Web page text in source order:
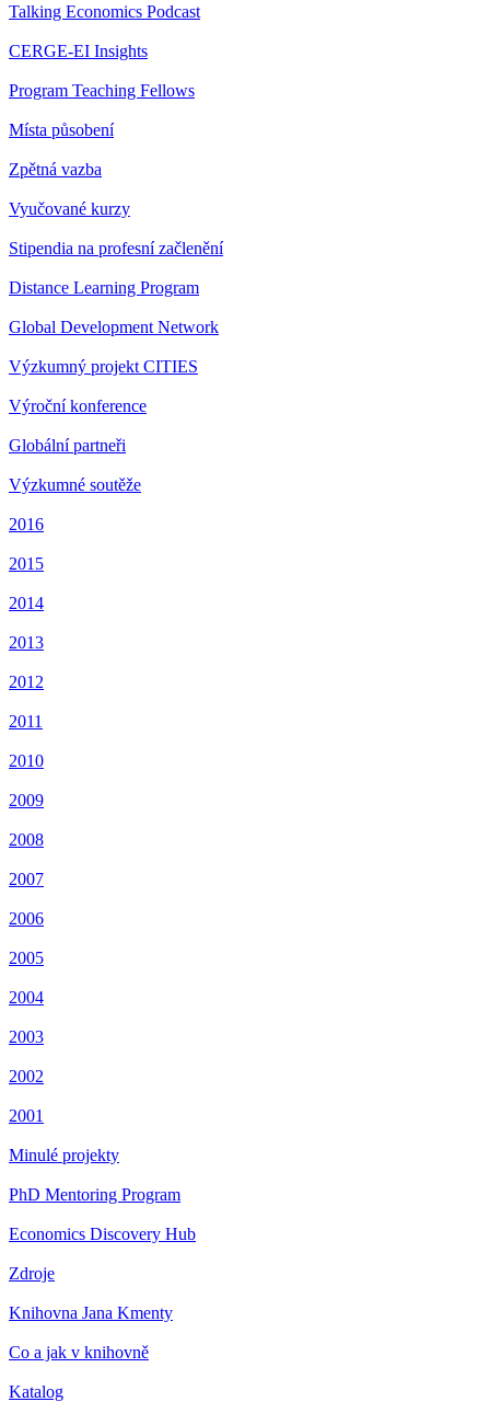
Talking Economics Podcast
CERGE-EI Insights
Program Teaching Fellows
Místa působení
Zpětná vazba
Vyučované kurzy
Stipendia na profesní začlenění
Distance Learning Program
Global Development Network
Výzkumný projekt CITIES
Výroční konference
Globální partneři
Výzkumné soutěže
2016
2015
2014
2013
2012
2011
2010
2009
2008
2007
2006
2005
2004
2003
2002
2001
Minulé projekty
PhD Mentoring Program
Economics Discovery Hub
Zdroje
Knihovna Jana Kmenty
Co a jak v knihovně
Katalog